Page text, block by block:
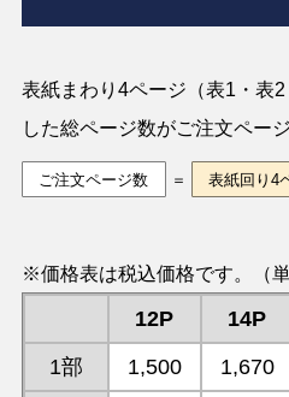
表紙まわり4ページ（表1・表
した総ページ数がご注文ペー
ご注文ページ数 ＝ 表紙回り4
※価格表は税込価格です。（単
12P 14P
1部
1,500 1,670